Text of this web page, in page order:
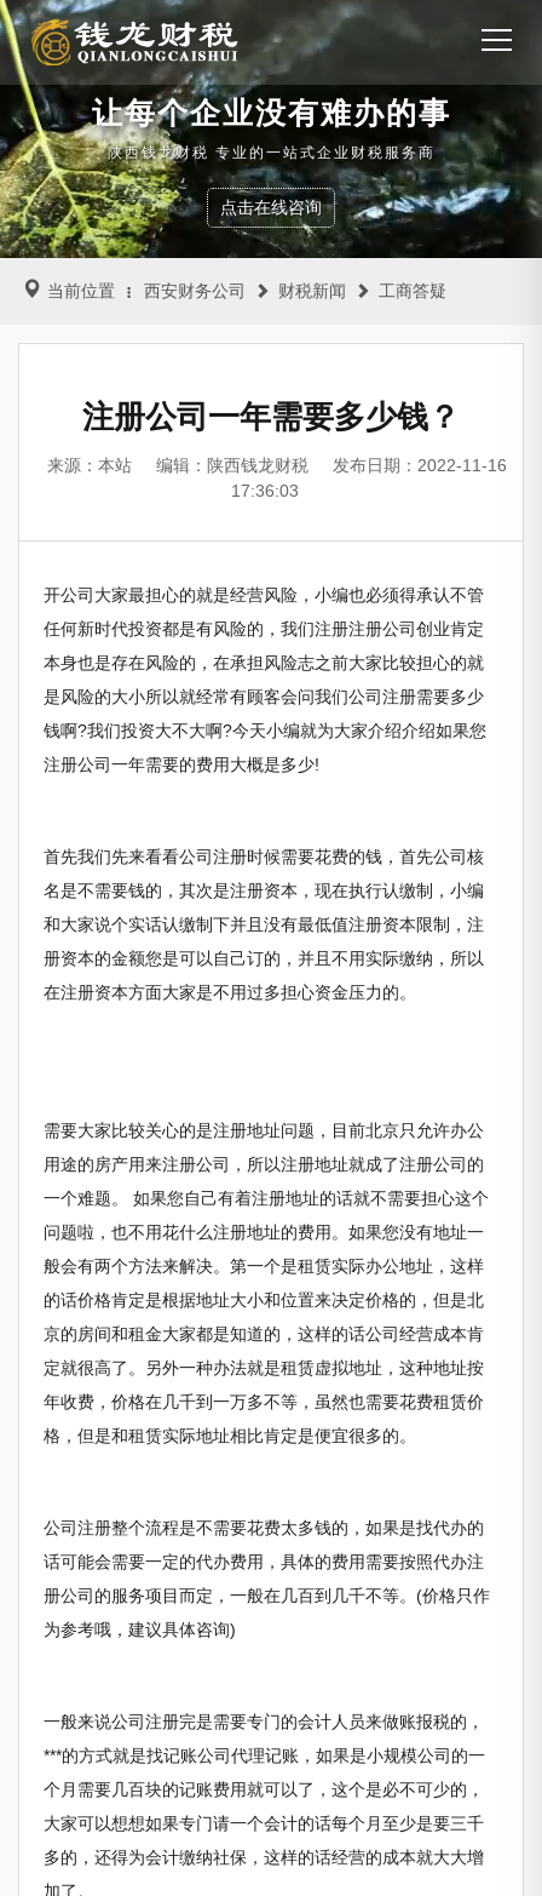
让每个企业没有难办的事
陕西钱龙财税 专业的一站式企业财税服务商
点击在线咨询
当前位置 西安财务公司 财税新闻 工商答疑
注册公司一年需要多少钱？
来源：本站 编辑：陕西钱龙财税
发布日期：2022-11-16
17:36:03
开公司大家最担心的就是经营风险，小编也必须得承认不管
任何新时代投资都是有风险的，我们注册注册公司创业肯定
本身也是存在风险的，在承担风险志之前大家比较担心的就
是风险的大小所以就经常有顾客会问我们公司注册需要多少
钱啊?我们投资大不大啊?今天小编就为大家介绍介绍如果您
注册公司一年需要的费用大概是多少!
首先我们先来看看公司注册时候需要花费的钱，首先公司核
名是不需要钱的，其次是注册资本，现在执行认缴制，小编
和大家说个实话认缴制下并且没有最低值注册资本限制，注
册资本的金额您是可以自己订的，并且不用实际缴纳，所以
在注册资本方面大家是不用过多担心资金压力的。
需要大家比较关心的是注册地址问题，目前北京只允许办公
用途的房产用来注册公司，所以注册地址就成了注册公司的
一个难题。 如果您自己有着注册地址的话就不需要担心这个
问题啦，也不用花什么注册地址的费用。如果您没有地址一
般会有两个方法来解决。第一个是租赁实际办公地址，这样
的话价格肯定是根据地址大小和位置来决定价格的，但是北
京的房间和租金大家都是知道的，这样的话公司经营成本肯
定就很高了。另外一种办法就是租赁虚拟地址，这种地址按
年收费，价格在几千到一万多不等，虽然也需要花费租赁价
格，但是和租赁实际地址相比肯定是便宜很多的。
公司注册整个流程是不需要花费太多钱的，如果是找代办的
话可能会需要一定的代办费用，具体的费用需要按照代办注
册公司的服务项目而定，一般在几百到几千不等。(价格只作
为参考哦，建议具体咨询)
一般来说公司注册完是需要专门的会计人员来做账报税的，
***的方式就是找记账公司代理记账，如果是小规模公司的一
个月需要几百块的记账费用就可以了，这个是必不可少的，
大家可以想想如果专门请一个会计的话每个月至少是要三千
多的，还得为会计缴纳社保，这样的话经营的成本就大大增
加了。